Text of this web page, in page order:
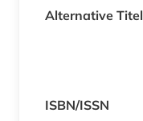
Alternative Titel
ISBN/ISSN